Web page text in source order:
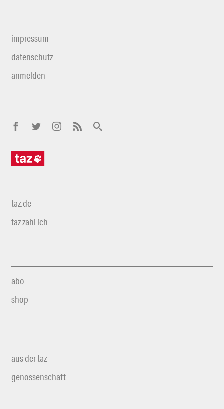
impressum
datenschutz
anmelden
taz.de
taz zahl ich
abo
shop
aus der taz
genossenschaft